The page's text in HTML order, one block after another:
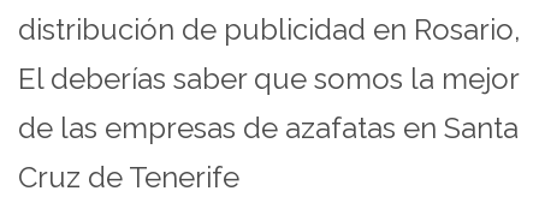
distribución de publicidad en Rosario,
El deberías saber que somos la mejor
de las empresas de azafatas en Santa
Cruz de Tenerife